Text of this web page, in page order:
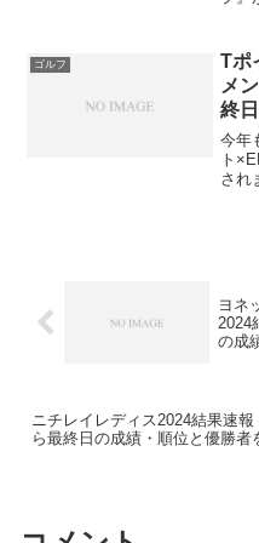
のア
な
ゴルフ
Tポ
メ
終
め！
今年
ト
され
ヨネ
2024
の成
ニチレイレディス2024結果速報
ら最終日の成績・順位と優勝者